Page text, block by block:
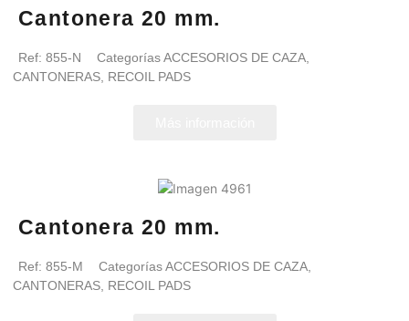
Cantonera 20 mm.
Ref: 855-N CategoríasACCESORIOS DE CAZA
CANTONERAS, RECOIL PADS
Cantonera 20 mm.
Ref: 855-M CategoríasACCESORIOS DE CAZA
CANTONERAS, RECOIL PADS